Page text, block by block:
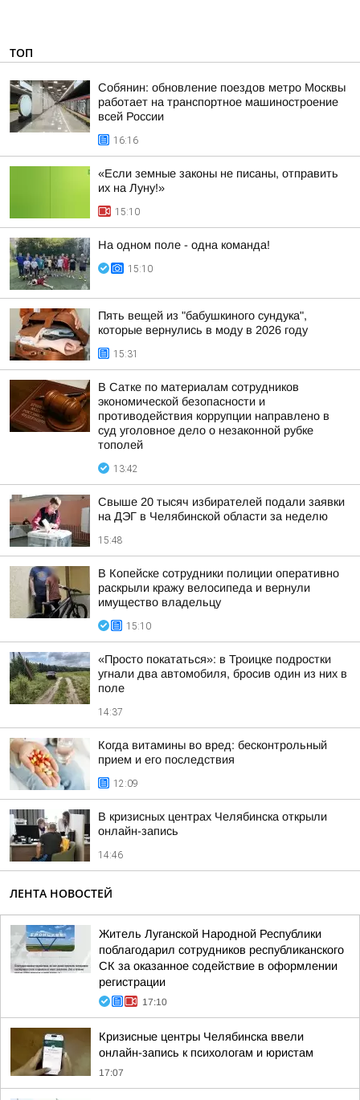
ТОП
Собянин: обновление поездов метро Москвы
работает на транспортное машиностроение
всей России
16:16
«Если земные законы не писаны, отправить
их на Луну!»
15:10
На одном поле - одна команда!
15:10
Пять вещей из "бабушкиного сундука",
которые вернулись в моду в 2026 году
15:31
В Сатке по материалам сотрудников
экономической безопасности и
противодействия коррупции направлено в
суд уголовное дело о незаконной рубке
тополей
13:42
Свыше 20 тысяч избирателей подали заявки
на ДЭГ в Челябинской области за неделю
15:48
В Копейске сотрудники полиции оперативно
раскрыли кражу велосипеда и вернули
имущество владельцу
15:10
«Просто покататься»: в Троицке подростки
угнали два автомобиля, бросив один из них в
поле
14:37
Когда витамины во вред: бесконтрольный
прием и его последствия
12:09
В кризисных центрах Челябинска открыли
онлайн-запись
14:46
ЛЕНТА НОВОСТЕЙ
Житель Луганской Народной Республики
поблагодарил сотрудников республиканского
СК за оказанное содействие в оформлении
регистрации
17:10
Кризисные центры Челябинска ввели
онлайн-запись к психологам и юристам
17:07